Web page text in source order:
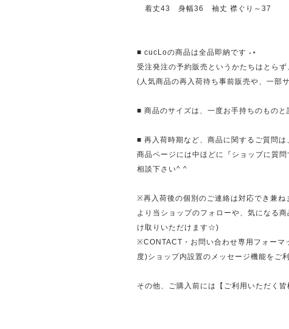
着丈43 身幅36 袖丈 襟ぐり～37
■ cucLoの商品は全品即納です ˖⋆
受注発注の予約販売というかたちはとら
(人気商品の再入荷待ち事前販売や、一部
■ 商品のサイズは、一度お手持ちのもの
■ 再入荷時期など、商品に関するご質問
商品ページには中ほどに『ショップに質
相談下さい^ ^
※再入荷後の個別のご連絡は対応でき兼ね
より当ショップのフォローや、気になる
け取りいただけます☆)
※CONTACT・お問い合わせ専用フォーマ
度)ショップ内設置のメッセージ機能をご利
その他、ご購入前には【ご利用いただく